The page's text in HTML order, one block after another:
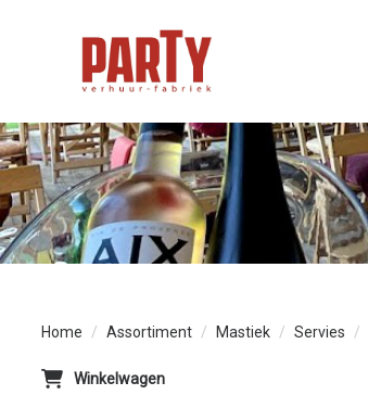
Home Assortiment Mastiek Servies
Winkelwagen